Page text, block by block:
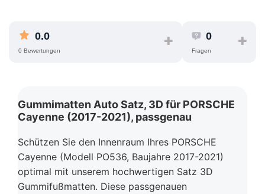
0.0
0 Bewertungen
0
Fragen
Gummimatten Auto Satz, 3D für PORSCHE
Cayenne (2017-2021), passgenau
Schützen Sie den Innenraum Ihres PORSCHE
Cayenne (Modell PO536, Baujahre 2017-2021)
optimal mit unserem hochwertigen Satz 3D
Gummifußmatten. Diese passgenauen